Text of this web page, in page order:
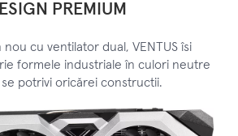
PREMIUM
nou cu ventilator dual, VENTUS îsi
formele industriale în culori neutre
potrivi oricărei constructii.